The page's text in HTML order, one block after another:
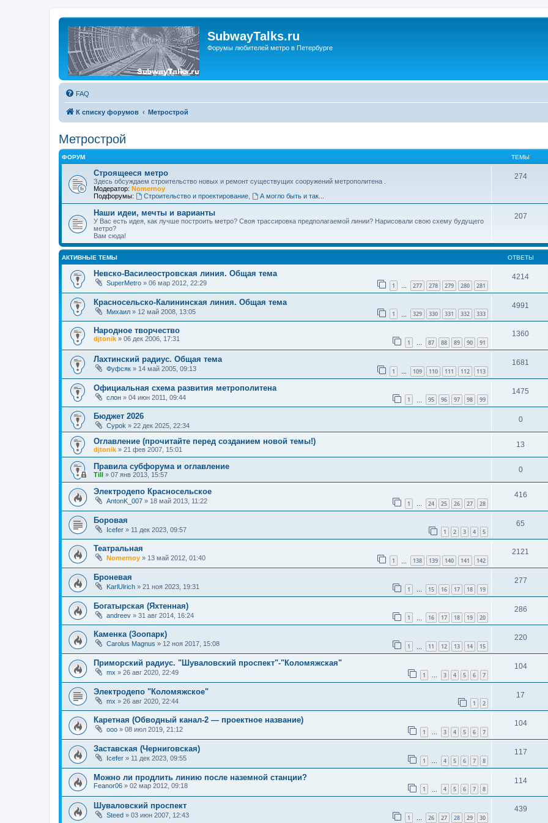
SubwayTalks.ru
Форумы любителей метро в Петербурге
FAQ
К списку форумов Метрострой
Метрострой
ФОРУМ ТЕМЫ
Строящееся метро
Здесь обсуждаем строительство новых и ремонт существущих сооружений метрополитена .
Модератор: Nomernoy
Подфорумы:
Строительство и проектирование, А могло быть и так...
274
Наши идеи, мечты и варианты
У Вас есть идея, как лучше построить метро? Своя трассировка предполагаемой линии? Нарисовали свою схему будущего
метро?
Вам сюда!
207
АКТИВНЫЕ ТЕМЫ ОТВЕТЫ
Невско-Василеостровская линия. Общая тема
SuperMetro » 06 мар 2012, 22:29 1 … 277 278 279 280 281
4214
Красносельско-Калининская линия. Общая тема
Михаил » 12 май 2008, 13:05 1 329 330 331 332 333
4991
Народное творчество
djtonik » 06 дек 2006, 17:31 1 … 87 88 89 90 91
1360
Лахтинский радиус. Общая тема
Фуфсяк » 14 май 2005, 09:13 1 … 109 110 111 112 113
1681
Официальная схема развития метрополитена
слон » 04 июн 2011, 09:44 1 95 96 97 98 99
1475
Бюджет 2026
Cypok » 22 дек 2025, 22:34
0
Оглавление (прочитайте перед созданием новой темы!)
djtonik » 21 фев 2007, 15:01
13
Правила субфорума и оглавление
Till » 07 янв 2013, 15:57
0
Электродепо Красносельское
AntonK_007 » 18 май 2013, 11:22 1 … 24 25 26 27 28
416
Боровая
Icefer » 11 дек 2023, 09:57 1 2 3 4 5
65
Театральная
Nomernoy » 13 май 2012, 01:40 1 138 139 140 141 142
2121
Броневая
KarlUlrich » 21 ноя 2023, 19:31 1 … 15 16 17 18 19
277
Богатырская (Яхтенная)
andreev » 31 авг 2014, 16:24 1 16 17 18 19 20
286
Каменка (Зоопарк)
Carolus Magnus » 12 ноя 2017, 15:08 1 11 12 13 14 15
220
Приморский радиус. "Шуваловский проспект"-"Коломяжская"
mx » 26 авг 2020, 22:49 1 … 3 4 5 6 7
104
Электродепо "Коломяжское"
mx » 26 авг 2020, 22:44 1 2
17
Каретная (Обводный канал-2 — проектное название)
ooo » 08 июл 2019, 21:12 1 … 3 4 5 6 7
104
Заставская (Черниговская)
Icefer » 11 дек 2023, 09:55 1 … 4 5 6 7 8
117
Можно ли продлить линию после наземной станции?
Feanor06 » 02 мар 2012, 09:18 1 4 5 6 7 8
114
Шуваловский проспект
Steed » 03 июн 2007, 12:43 1 … 26 27 28 29 30
439